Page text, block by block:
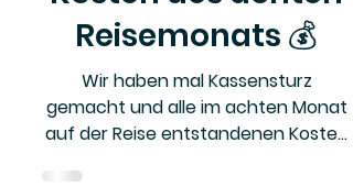
Kosten des achten
Reisemonats 💰
Wir haben mal Kassensturz
gemacht und alle im achten Monat